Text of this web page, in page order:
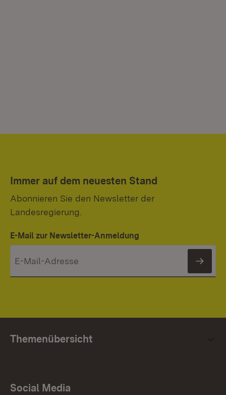
Immer auf dem neuesten Stand
Abonnieren Sie den Newsletter der
Landesregierung.
E-Mail zur Newsletter-Anmeldung
Themenübersicht
Social Media